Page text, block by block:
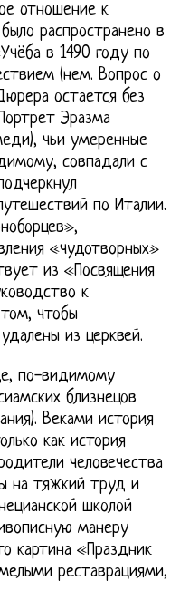
отношение к
распространено в
в 1490 году по
(нем. Вопрос о
остается без
Эразма
чьи умеренные
совпадали с
по Италии.
«чудотворных»
из «Посвящения
к
чтобы
из церквей.
по-видимому
близнецов
Веками история
как история
человечества
на тяжкий труд и
школой
манеру
картина «Праздник
реставрациями,